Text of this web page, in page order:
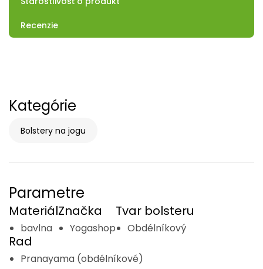
Recenzie
Kategórie
Bolstery na jogu
Parametre
Materiál
bavlna
Značka
Yogashop
Tvar bolsteru
Obdélníkový
Rad
Pranayama (obdélníkové)